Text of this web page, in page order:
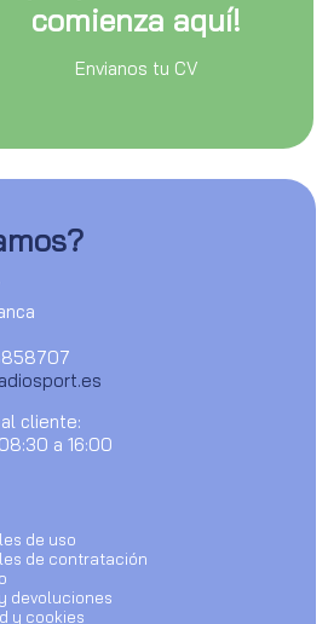
comienza aquí!
Envianos tu CV
cliente:
a 16:00
de uso
de contratación
devoluciones
y cookies